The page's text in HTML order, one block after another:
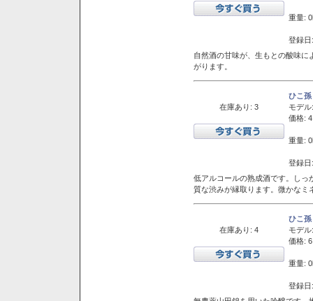
重量:
登録
自然酒の甘味が、生もとの酸味
がります。
在庫あり: 3
ひこ
モデル:
価格:
重量:
登録
低アルコールの熟成酒です。しっ
質な渋みが縁取ります。微かなミ
在庫あり: 4
ひこ
モデル:
価格:
重量:
登録